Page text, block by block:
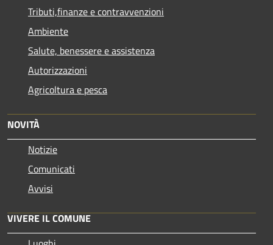
Tributi,finanze e contravvenzioni
Ambiente
Salute, benessere e assistenza
Autorizzazioni
Agricoltura e pesca
NOVITÀ
Notizie
Comunicati
Avvisi
VIVERE IL COMUNE